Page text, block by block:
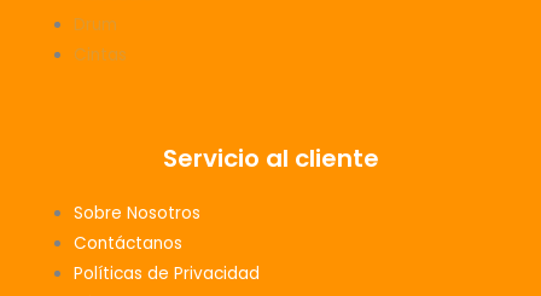
Drum
Cintas
Servicio al cliente
Sobre Nosotros
Contáctanos
Políticas de Privacidad